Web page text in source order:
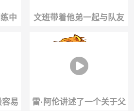
中
文班带着他弟一起与队友
训练，这是为进NBA做准
备吗...
易
雷·阿伦讲述了一个关于父